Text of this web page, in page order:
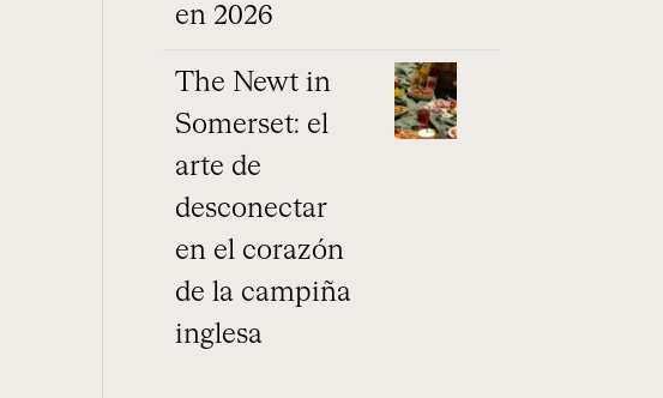
en 2026
The Newt in
Somerset: el
arte de
desconectar
en el corazón
de la campiña
inglesa